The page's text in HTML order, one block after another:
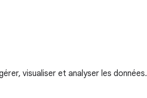
visualiser et analyser les données.